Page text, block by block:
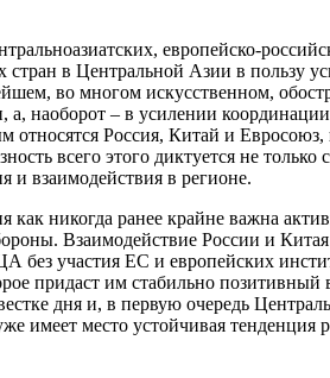
европейско-
в Центральной Азии в пользу
во многом искусственном,
наоборот – в усилении
Россия, Китай и
всего этого диктуется не
и взаимодействия в регионе.
никогда ранее крайне важна
Взаимодействие России и
участия ЕС и европейских
придаст им стабильно
дня и, в первую очередь
место устойчивая тенденция